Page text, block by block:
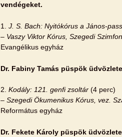
vendégeket.
1. J. S. Bach: Nyitókórus a János-
– Vaszy Viktor Kórus, Szegedi
Evangélikus egyház
Dr. Fabiny Tamás püspök üdvözlete
2. Kodály: 121. genfi zsoltár (4 perc)
– Szegedi Ökumenikus Kórus, vez.
Református egyház
Dr. Fekete Károly püspök üdvözlete